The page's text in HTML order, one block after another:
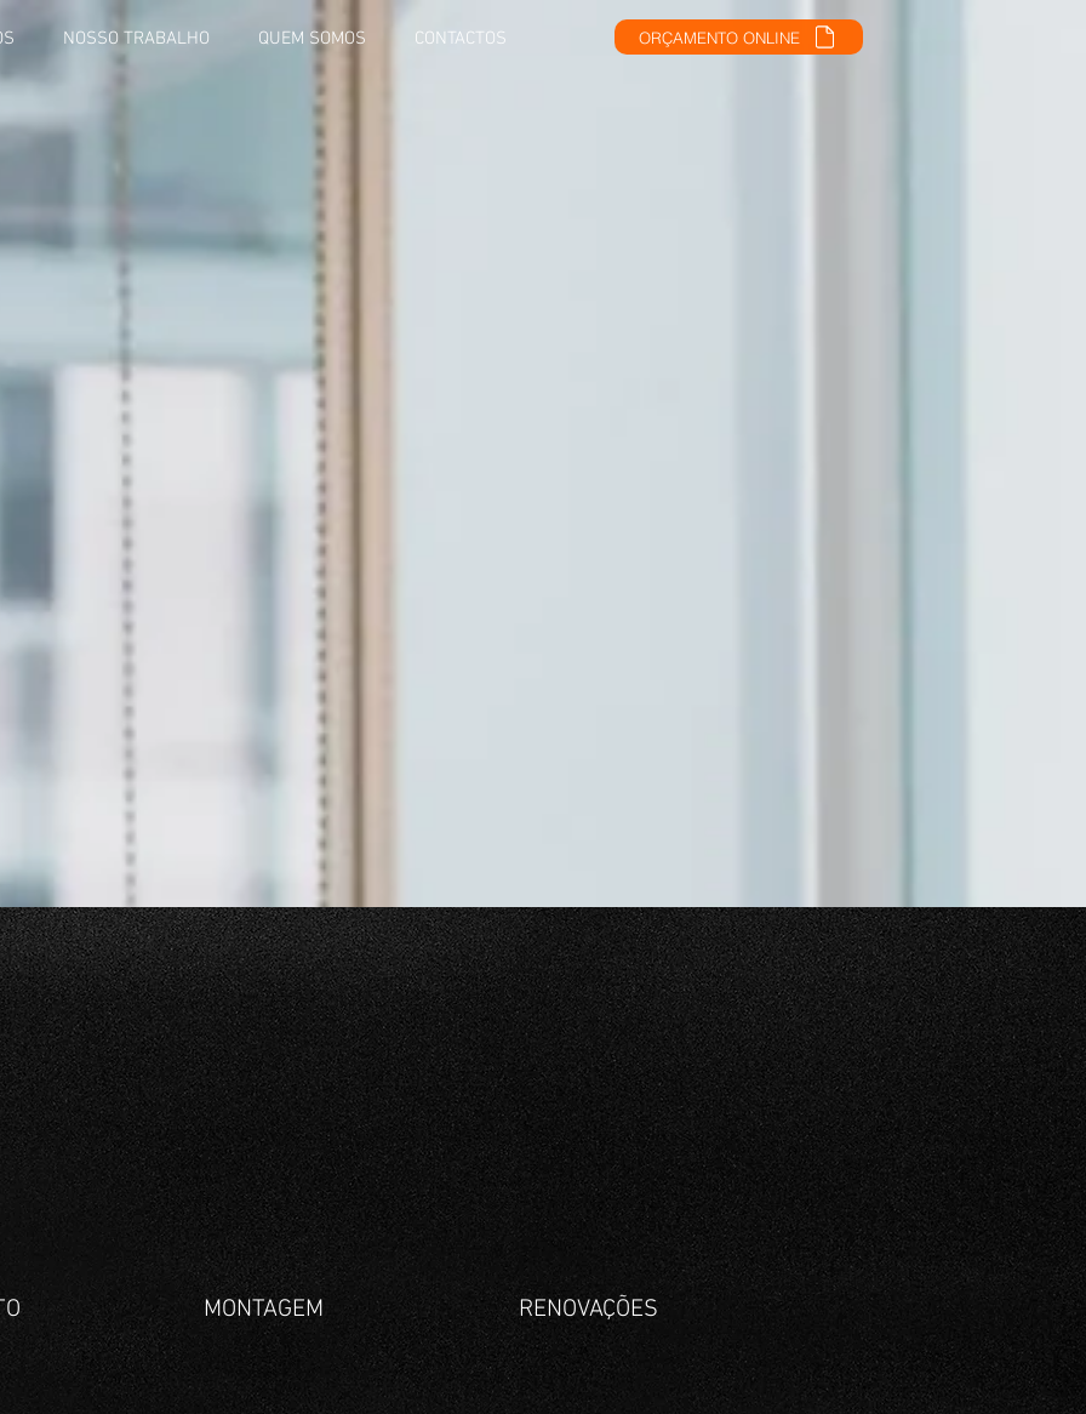
NOSSO TRABALHO QUEM SOMOS CONTACTOS ORÇAMENTO ONLINE
ENERGIA, MAIS CONFORTO
MONTAGEM RENOVAÇÕES